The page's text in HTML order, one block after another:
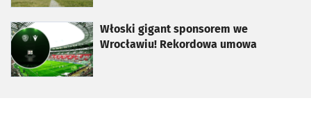
Włoski gigant sponsorem we
Wrocławiu! Rekordowa umowa
otworzy się w nowej karcie